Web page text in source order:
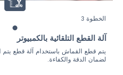
الخطوة 3
آلة القطع التلقائية بالكمبيوتر
يتم قطع القماش باستخدام آلة قطع يتم
لضمان الدقة والكفاءة.